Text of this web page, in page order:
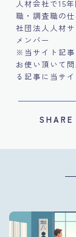
人材会社で15
職・調査職の仕
社団法人人材
メンバー
※当サイト記
お使い頂いて
る記事に当サ
SHARE